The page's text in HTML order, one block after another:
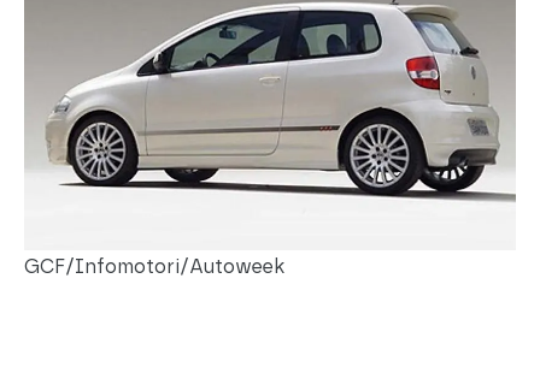
GCF/Infomotori/Autoweek